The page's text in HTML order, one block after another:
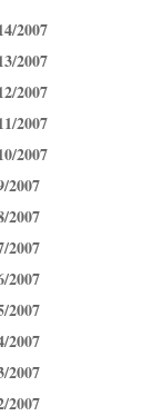
2007
2007
2007
2007
2007
2007
2007
2007
2007
2007
2007
2007
2007